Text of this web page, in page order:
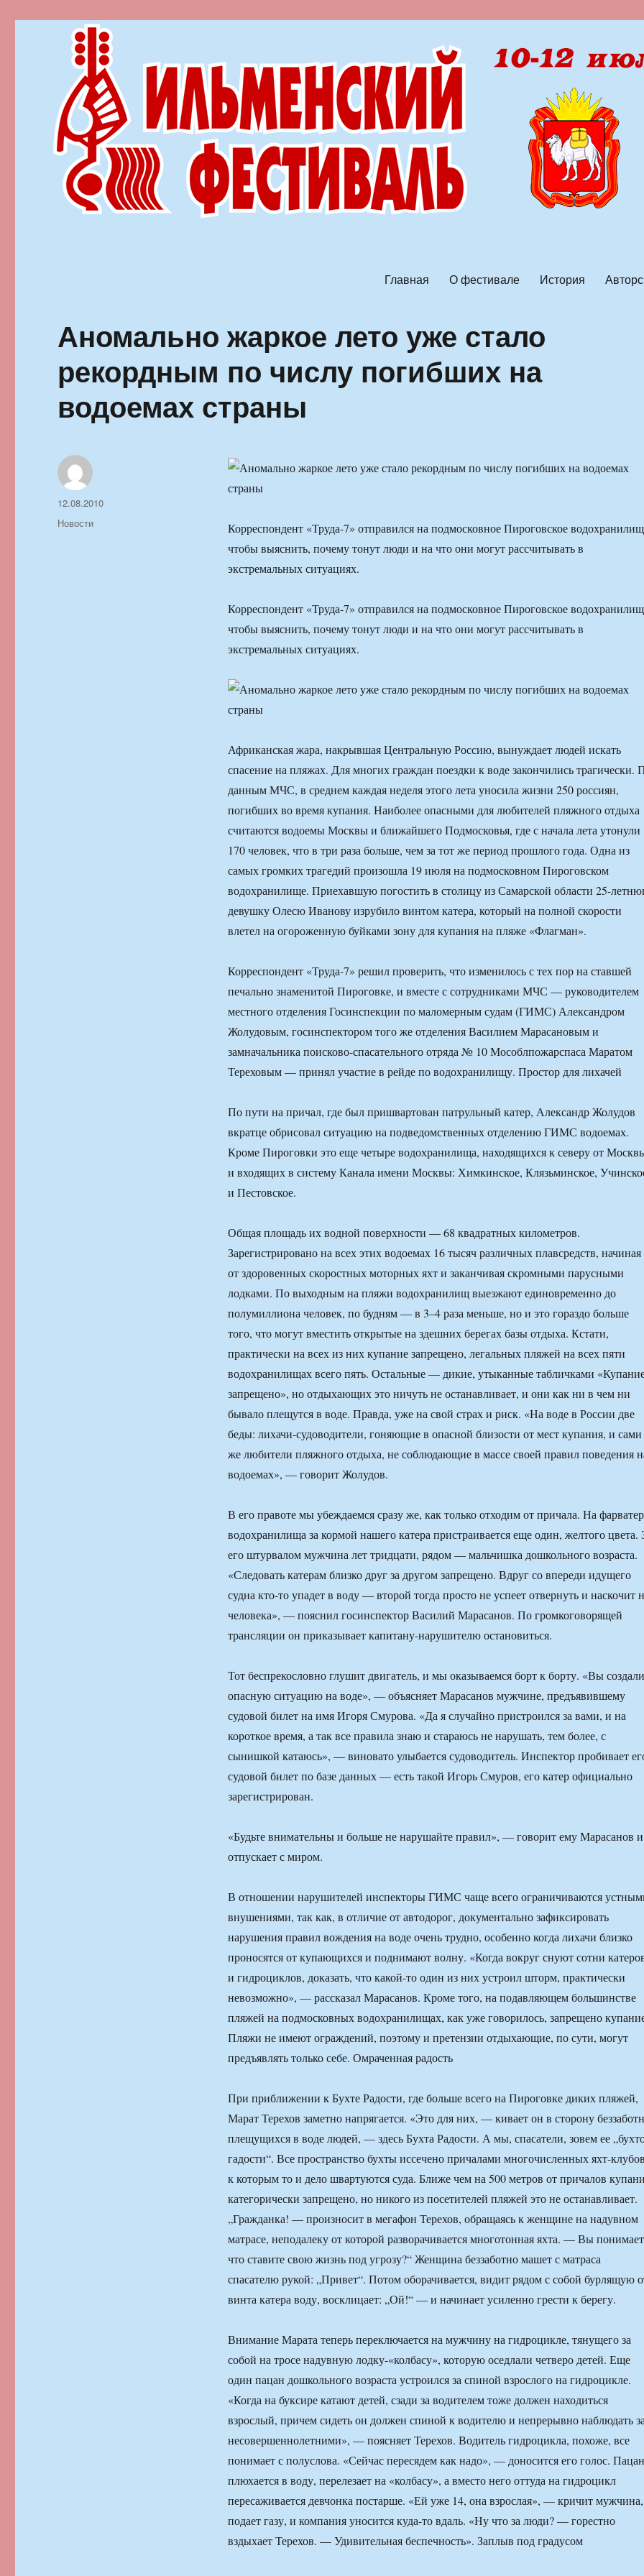
Главная О фестивале История
Аномально жаркое лето уже стало
рекордным по числу погибших на
водоемах страны
Корреспондент «Труда-7» отправился на подмосковное Пироговское
чтобы выяснить, почему тонут люди и на что они могут рассчитывать в
экстремальных ситуациях.
Корреспондент «Труда-7» отправился на подмосковное Пироговское
чтобы выяснить, почему тонут люди и на что они могут рассчитывать в
экстремальных ситуациях.
Африканская жара, накрывшая Центральную Россию, вынуждает людей искать
спасение на пляжах. Для многих граждан поездки к воде закончились трагически.
данным МЧС, в среднем каждая неделя этого лета уносила жизни 250 россиян,
погибших во время купания. Наиболее опасными для любителей пляжного отдыха
считаются водоемы Москвы и ближайшего Подмосковья, где с начала лета утонули
170 человек, что в три раза больше, чем за тот же период прошлого года. Одна из
самых громких трагедий произошла 19 июля на подмосковном Пироговском
водохранилище. Приехавшую погостить в столицу из Самарской области 25-
девушку Олесю Иванову изрубило винтом катера, который на полной скорости
влетел на огороженную буйками зону для купания на пляже «Флагман».
Корреспондент «Труда-7» решил проверить, что изменилось с тех пор на ставшей
печально знаменитой Пироговке, и вместе с сотрудниками МЧС — руководителем
местного отделения Госинспекции по маломерным судам (ГИМС) Александром
Жолудовым, госинспектором того же отделения Василием Марасановым и
замначальника поисково-спасательного отряда № 10 Мособлпожарспаса Маратом
Тереховым — принял участие в рейде по водохранилищу. Простор для лихачей
По пути на причал, где был пришвартован патрульный катер, Александр Жолудов
вкратце обрисовал ситуацию на подведомственных отделению ГИМС водоемах.
Кроме Пироговки это еще четыре водохранилища, находящихся к северу от
и входящих в систему Канала имени Москвы: Химкинское, Клязьминское,
и Пестовское.
Общая площадь их водной поверхности — 68 квадратных километров.
Зарегистрировано на всех этих водоемах 16 тысяч различных плавсредств, начиная
от здоровенных скоростных моторных яхт и заканчивая скромными парусными
лодками. По выходным на пляжи водохранилищ выезжают единовременно до
полумиллиона человек, по будням — в 3–4 раза меньше, но и это гораздо больше
того, что могут вместить открытые на здешних берегах базы отдыха. Кстати,
практически на всех из них купание запрещено, легальных пляжей на всех пяти
водохранилищах всего пять. Остальные — дикие, утыканные табличками
запрещено», но отдыхающих это ничуть не останавливает, и они как ни в чем ни
бывало плещутся в воде. Правда, уже на свой страх и риск. «На воде в России две
беды: лихачи-судоводители, гоняющие в опасной близости от мест купания, и сами
же любители пляжного отдыха, не соблюдающие в массе своей правил поведения
водоемах», — говорит Жолудов.
В его правоте мы убеждаемся сразу же, как только отходим от причала. На
водохранилища за кормой нашего катера пристраивается еще один, желтого цвета.
его штурвалом мужчина лет тридцати, рядом — мальчишка дошкольного возраста.
«Следовать катерам близко друг за другом запрещено. Вдруг со впереди идущего
судна кто-то упадет в воду — второй тогда просто не успеет отвернуть и наскочит
человека», — пояснил госинспектор Василий Марасанов. По громкоговорящей
трансляции он приказывает капитану-нарушителю остановиться.
Тот беспрекословно глушит двигатель, и мы оказываемся борт к борту. «Вы создали
опасную ситуацию на воде», — объясняет Марасанов мужчине, предъявившему
судовой билет на имя Игоря Смурова. «Да я случайно пристроился за вами, и на
короткое время, а так все правила знаю и стараюсь не нарушать, тем более, с
сынишкой катаюсь», — виновато улыбается судоводитель. Инспектор пробивает
судовой билет по базе данных — есть такой Игорь Смуров, его катер официально
зарегистрирован.
«Будьте внимательны и больше не нарушайте правил», — говорит ему Марасанов и
отпускает с миром.
В отношении нарушителей инспекторы ГИМС чаще всего ограничиваются
внушениями, так как, в отличие от автодорог, документально зафиксировать
нарушения правил вождения на воде очень трудно, особенно когда лихачи близко
проносятся от купающихся и поднимают волну. «Когда вокруг снуют сотни
и гидроциклов, доказать, что какой-то один из них устроил шторм, практически
невозможно», — рассказал Марасанов. Кроме того, на подавляющем большинстве
пляжей на подмосковных водохранилищах, как уже говорилось, запрещено
Пляжи не имеют ограждений, поэтому и претензии отдыхающие, по сути, могут
предъявлять только себе. Омраченная радость
При приближении к Бухте Радости, где больше всего на Пироговке диких пляжей,
Марат Терехов заметно напрягается. «Это для них, — кивает он в сторону
плещущихся в воде людей, — здесь Бухта Радости. А мы, спасатели, зовем ее
гадости“. Все пространство бухты иссечено причалами многочисленных яхт-
к которым то и дело швартуются суда. Ближе чем на 500 метров от причалов
категорически запрещено, но никого из посетителей пляжей это не останавливает.
„Гражданка! — произносит в мегафон Терехов, обращаясь к женщине на надувном
матрасе, неподалеку от которой разворачивается многотонная яхта. — Вы
что ставите свою жизнь под угрозу?“ Женщина беззаботно машет с матраса
спасателю рукой: „Привет“. Потом оборачивается, видит рядом с собой бурлящую
винта катера воду, восклицает: „Ой!“ — и начинает усиленно грести к берегу.
Внимание Марата теперь переключается на мужчину на гидроцикле, тянущего за
собой на тросе надувную лодку-«колбасу», которую оседлали четверо детей. Еще
один пацан дошкольного возраста устроился за спиной взрослого на гидроцикле.
«Когда на буксире катают детей, сзади за водителем тоже должен находиться
взрослый, причем сидеть он должен спиной к водителю и непрерывно наблюдать за
несовершеннолетними», — поясняет Терехов. Водитель гидроцикла, похоже, все
понимает с полуслова. «Сейчас пересядем как надо», — доносится его голос. Пацан
плюхается в воду, перелезает на «колбасу», а вместо него оттуда на гидроцикл
пересаживается девчонка постарше. «Ей уже 14, она взрослая», — кричит мужчина,
подает газу, и компания уносится куда-то вдаль. «Ну что за люди? — горестно
вздыхает Терехов. — Удивительная беспечность». Заплыв под градусом
Автор
Опубликовано
12.08.2010
Рубрики
Новости